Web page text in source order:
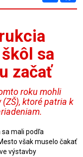
sa
začať
roku mohli
ktoré patria k
sa mali podľa
však muselo čakať
výstavby